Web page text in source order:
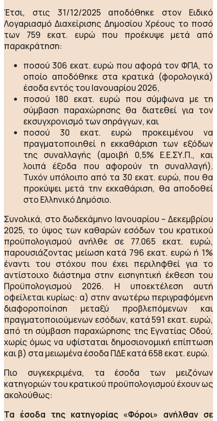
Έτσι, στις 31/12/2025 αποδόθηκε στον Ειδικό
Λογαριασμό Διαχείρισης Δημοσίου Χρέους το ποσό
των 759 εκατ. ευρώ που προέκυψε μετά από
παρακράτηση:
ποσού 306 εκατ. ευρώ που αφορά τον ΦΠΑ, το
οποίο αποδόθηκε στα κρατικά (φορολογικά)
έσοδα εντός του Ιανουαρίου 2026,
ποσού 180 εκατ. ευρώ που σύμφωνα με τη
σύμβαση παραχώρησης θα διατεθεί για τoν
εκσυγχρονισμό των σηράγγων, και
ποσού 30 εκατ. ευρώ προκειμένου να
πραγματοποιηθεί η εκκαθάριση των εξόδων
της συναλλαγής (αμοιβή 0,5% Ε.Ε.ΣΥ.Π., και
λοιπά έξοδα που αφορούν τη συναλλαγή).
Τυχόν υπόλοιπο από τα 30 εκατ. ευρώ, που θα
προκύψει μετά την εκκαθάριση, θα αποδοθεί
στο Ελληνικό Δημόσιο.
Συνολικά, στο δωδεκάμηνο Ιανουαρίου – Δεκεμβρίου
2025, το ύψος των καθαρών εσόδων του κρατικού
προϋπολογισμού ανήλθε σε 77.065 εκατ. ευρώ,
παρουσιάζοντας μείωση κατά 796 εκατ. ευρώ ή 1%
έναντι του στόχου που έχει περιληφθεί για το
αντίστοιχο διάστημα στην εισηγητική έκθεση του
Προϋπολογισμού 2026. Η υποεκτέλεση αυτή
οφείλεται κυρίως: α) στην ανωτέρω περιγραφόμενη
διαφοροποίηση μεταξύ προβλεπόμενων και
πραγματοποιούμενων εσόδων, κατά 591 εκατ. ευρώ,
από τη σύμβαση παραχώρησης της Εγνατίας Οδού,
χωρίς όμως να υφίσταται δημοσιονομική επίπτωση
και β) στα μειωμένα έσοδα ΠΔΕ κατά 658 εκατ. ευρώ.
Πιο συγκεκριμένα, τα έσοδα των μειζόνων
κατηγοριών του κρατικού προϋπολογισμού έχουν ως
ακολούθως:
Τα έσοδα της κατηγορίας «Φόροι» ανήλθαν σε